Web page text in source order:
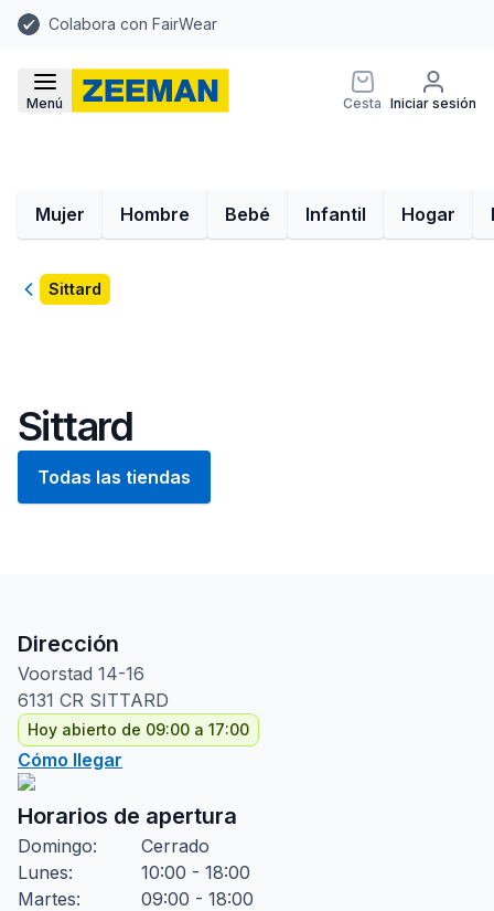
Colabora con FairWear
Menú Cesta Iniciar sesión
Mujer Hombre Bebé Infantil Hogar
VolverSittard
Sittard
Todas las tiendas
Dirección
Voorstad 14-16
6131 CR SITTARD
Hoy abierto de 09:00 a 17:00
Cómo llegar
Horarios de apertura
Domingo:
Cerrado
Lunes:
10:00 - 18:00
Martes:
09:00 - 18:00